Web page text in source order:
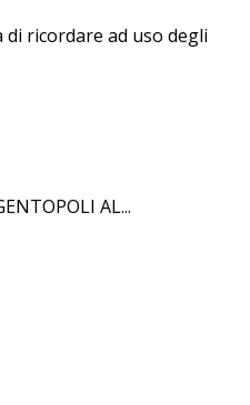
ricordare ad uso degli
AL...